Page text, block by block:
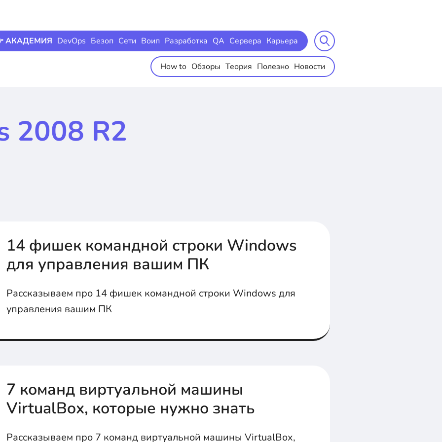
АКАДЕМИЯ DevOps Безоп Сети Воип Разработка QA Сервера Карьера
How to Обзоры Теория Полезно Новости
2008 R2
14 фишек командной строки Windows
для управления вашим ПК
Рассказываем про 14 фишек командной строки Windows для
управления вашим ПК
7 команд виртуальной машины
VirtualBox, которые нужно знать
Рассказываем про 7 команд виртуальной машины VirtualBox,